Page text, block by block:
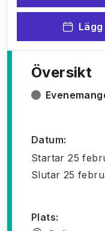
Översikt
Datum:
Startar 25
Slutar 25
Plats: